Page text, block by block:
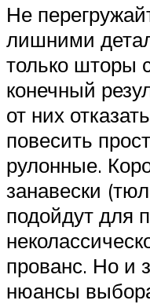
Не
лишними
только шторы
конечный
от них
повесить
рулонные.
занавески
подойдут для
прованс. Но и
нюансы